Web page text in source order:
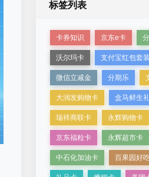
标签列表
卡券知识 京东e卡
沃尔玛卡 支付宝红包套装
微信立减金 分期乐
大润发购物卡 盒马鲜生
瑞祥商联卡 永辉购物卡
京东福粒卡 永辉超市卡
中石化加油卡 百果园好